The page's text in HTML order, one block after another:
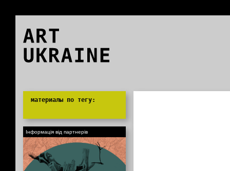
ART
UKRAINE
материалы по тегу:
Інформація від партнерів